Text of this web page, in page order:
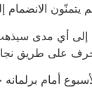
يتمنّون
إلى أي مدى
على طريق
أمام